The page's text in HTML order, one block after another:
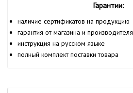
Гарантии:
наличие сертификатов на продукцию
гарантия от магазина и производителя
инструкция на русском языке
полный комплект поставки товара